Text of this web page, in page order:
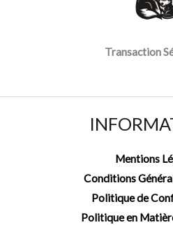
Transaction
Mentions
Conditions
Politique de
Politique en